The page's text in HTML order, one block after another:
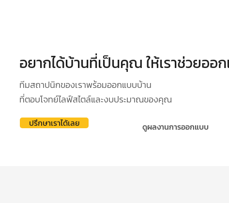
อยากได้บ้านที่เป็นคุณ ให้เราช่วยออ
ทีมสถาปนิกของเราพร้อมออกแบบบ้าน
ที่ตอบโจทย์ไลฟ์สไตล์และงบประมาณของคุณ
ปรึกษาเราได้เลย ดูผลงานการออกแบบ